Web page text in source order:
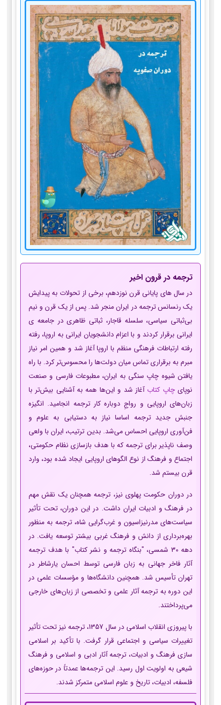
ترجمه در قرون اخیر
در سال های پایانی قرن نوزدهم، برخی از تحولات به پیدایش
یک رنسانس ترجمه در ایران منجر شد. پس از یک قرن و نیم
بی‌ثباتی سیاسی، سلسله قاجار، ثباتی ظاهری در جامعه ی
ایرانی برقرار کردند و با اعزام دانشجویان ایرانی به اروپا، رفته
رفته ارتباطات فرهنگی منظم با اروپا آغاز شد و همین امر نیاز
مبرم به برقراری تماس میان دولت‌ها را محسوس‌تر کرد. با راه
یافتن شیوه چاپ سنگی به ایران، مطبوعات فارسی و صنعت
نوپایچاپ کتاب آغاز شد و این‌ها همه به آشنایی بیش‌تر با
زبان‌های اروپایی و رواج‌ِ دوباره کار ترجمه انجامید. انگیزه
جنبش جدید ترجمه اساسا نیاز به دستیابی به علوم و
فن‌آوری اروپایی احساس می‌شد. بدین ترتیب، ایران با ولعی
وصف ناپذیر برای ترجمه که با هدف بازسازی نظام حکومتی،
اجتماع و فرهنگ از نوع الگوهای اروپایی ایجاد شده بود، وارد
قرن بیستم شد.
در دوران حکومت پهلوی نیز، ترجمه همچنان یک نقش مهم
در فرهنگ و ادبیات ایران داشت. در این دوران، تحت تأثیر
سیاست‌های مدرنیزاسیون و غرب‌گرایی شاه، ترجمه به منظور
بهره‌برداری از دانش و فرهنگ غربی بیشتر توسعه یافت. در
دهه 30 شمسی، "بنگاه ترجمه و نشر کتاب" با هدف ترجمه
آثار فاخر جهانی به زبان فارسی توسط احسان یارشاطر در
تهران تأسیس شد. همچنین دانشگاه‌ها و مؤسسات علمی در
این دوره به ترجمه آثار علمی و تخصصی از زبان‌های خارجی
می‌پرداختند.
با پیروزی انقلاب اسلامی در سال 1357، ترجمه نیز تحت تأثیر
تغییرات سیاسی و اجتماعی قرار گرفت. با تأکید بر اسلامی
سازی فرهنگ و ادبیات، ترجمه آثار ادبی و اسلامی و فرهنگ
شیعی به اولویت اول رسید. این ترجمه‌ها عمدتاً در حوزه‌های
فلسفه، ادبیات، تاریخ و علوم اسلامی متمرکز شدند.